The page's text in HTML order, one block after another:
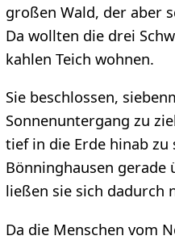
großen Wald, der aber
Da wollten die drei
kahlen Teich wohnen.
Sie beschlossen,
Sonnenuntergang zu
tief in die Erde hinab zu
Bönninghausen
ließen sie sich dadurch
Da die Menschen vom